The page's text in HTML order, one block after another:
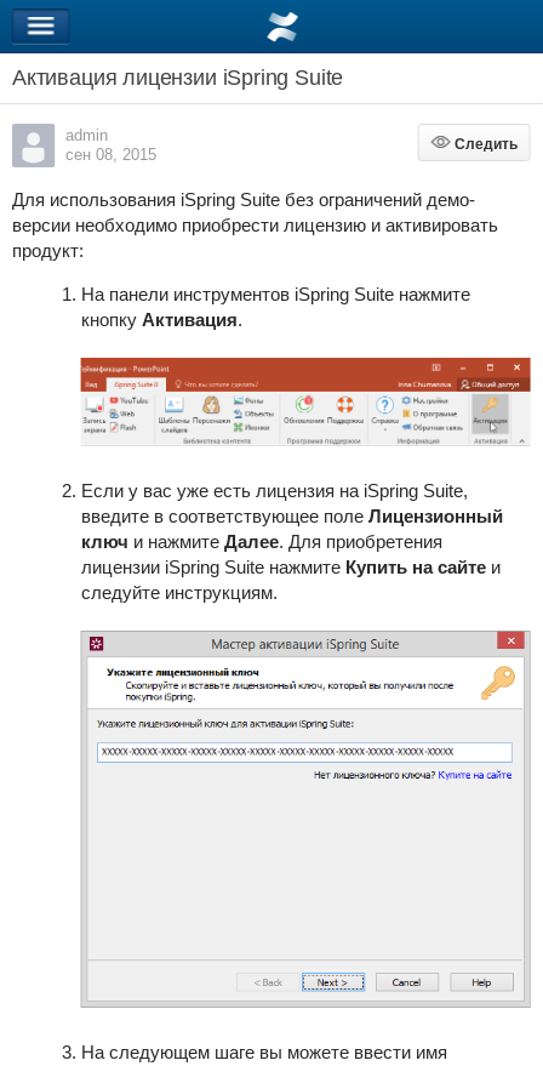
Активация лицензии iSpring Suite
admin
сен 08, 2015
Следить
Следить
Для использования iSpring Suiteбез ограничений демо-
версии необходимо приобрести лицензию и активировать
продукт:
На панели инструментов iSpring Suite нажмите
кнопку Активация.
Если у вас уже есть лицензия на iSpring Suite,
введите в соответствующее поле Лицензионный
ключ и нажмите Далее. Для приобретения
лицензии iSpring Suiteнажмите Купить на сайтеи
следуйте инструкциям.
На следующем шаге вы можете ввести имя